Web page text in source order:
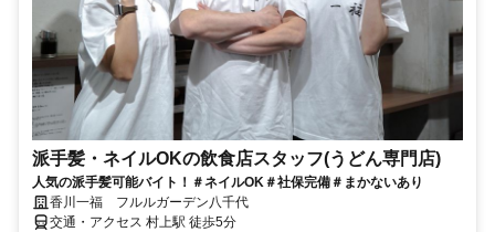
派手髪・ネイルOKの飲食店スタッフ(うどん専門店)
人気の派手髪可能バイト！＃ネイルOK＃社保完備＃まかないあり
香川一福 フルルガーデン八千代
交通・アクセス 村上駅 徒歩5分